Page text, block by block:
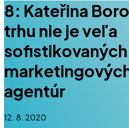
8: Kateřina
trhu nie je veľa
agentúr
12. 8. 2020